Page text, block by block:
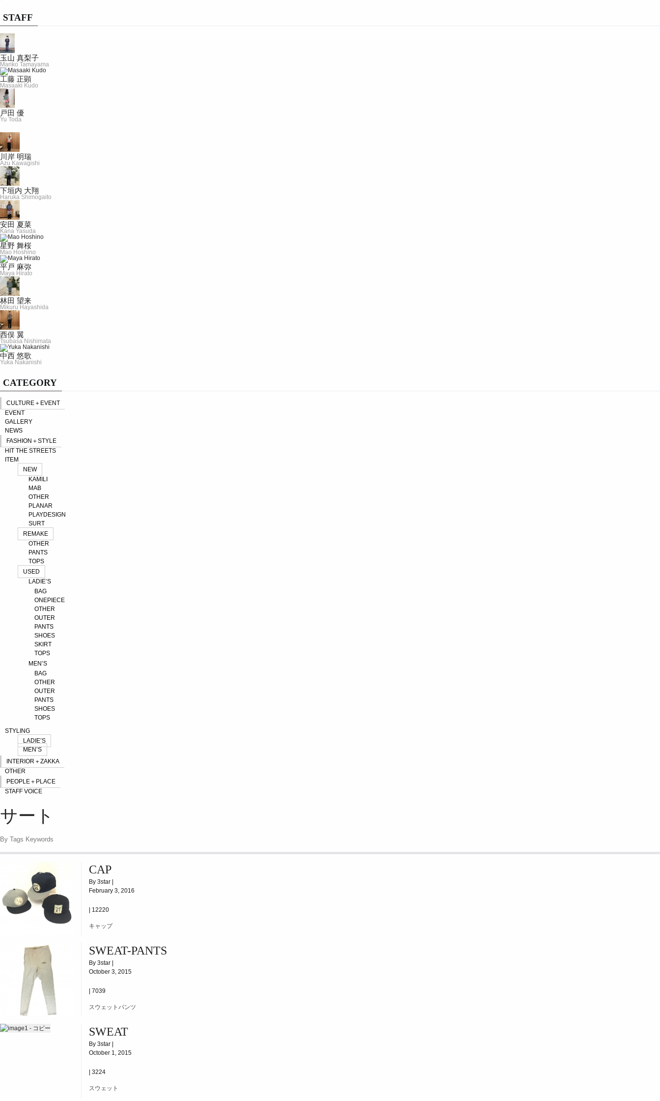
STAFF
玉山 真梨子
Mariko Tamayama
工藤 正顕
Masaaki Kudo
戸田 優
Yu Toda
川岸 明瑞
Azu Kawagishi
下垣内 大翔
Haruka Shimogaito
安田 夏菜
Kana Yasuda
星野 舞桜
Mao Hoshino
平戸 麻弥
Maya Hirato
林田 望来
Mikuru Hayashida
西俣 翼
Tsubasa Nishimata
中西 悠歌
Yuka Nakanishi
CATEGORY
CULTURE＋EVENT
EVENT
GALLERY
NEWS
FASHION＋STYLE
HIT THE STREETS
ITEM
NEW
KAMILI
MAB
OTHER
PLANAR
PLAYDESIGN
SURT
REMAKE
OTHER
PANTS
TOPS
USED
LADIE’S
BAG
ONEPIECE
OTHER
OUTER
PANTS
SHOES
SKIRT
TOPS
MEN’S
BAG
OTHER
OUTER
PANTS
SHOES
TOPS
STYLING
LADIE’S
MEN’S
INTERIOR＋ZAKKA
OTHER
PEOPLE＋PLACE
STAFF VOICE
サート
By Tags Keywords
CAP
By 3star |
February 3, 2016
12220
キャップ
SWEAT-PANTS
By 3star |
October 3, 2015
7039
スウェットパンツ
SWEAT
By 3star |
October 1, 2015
3224
スウェット